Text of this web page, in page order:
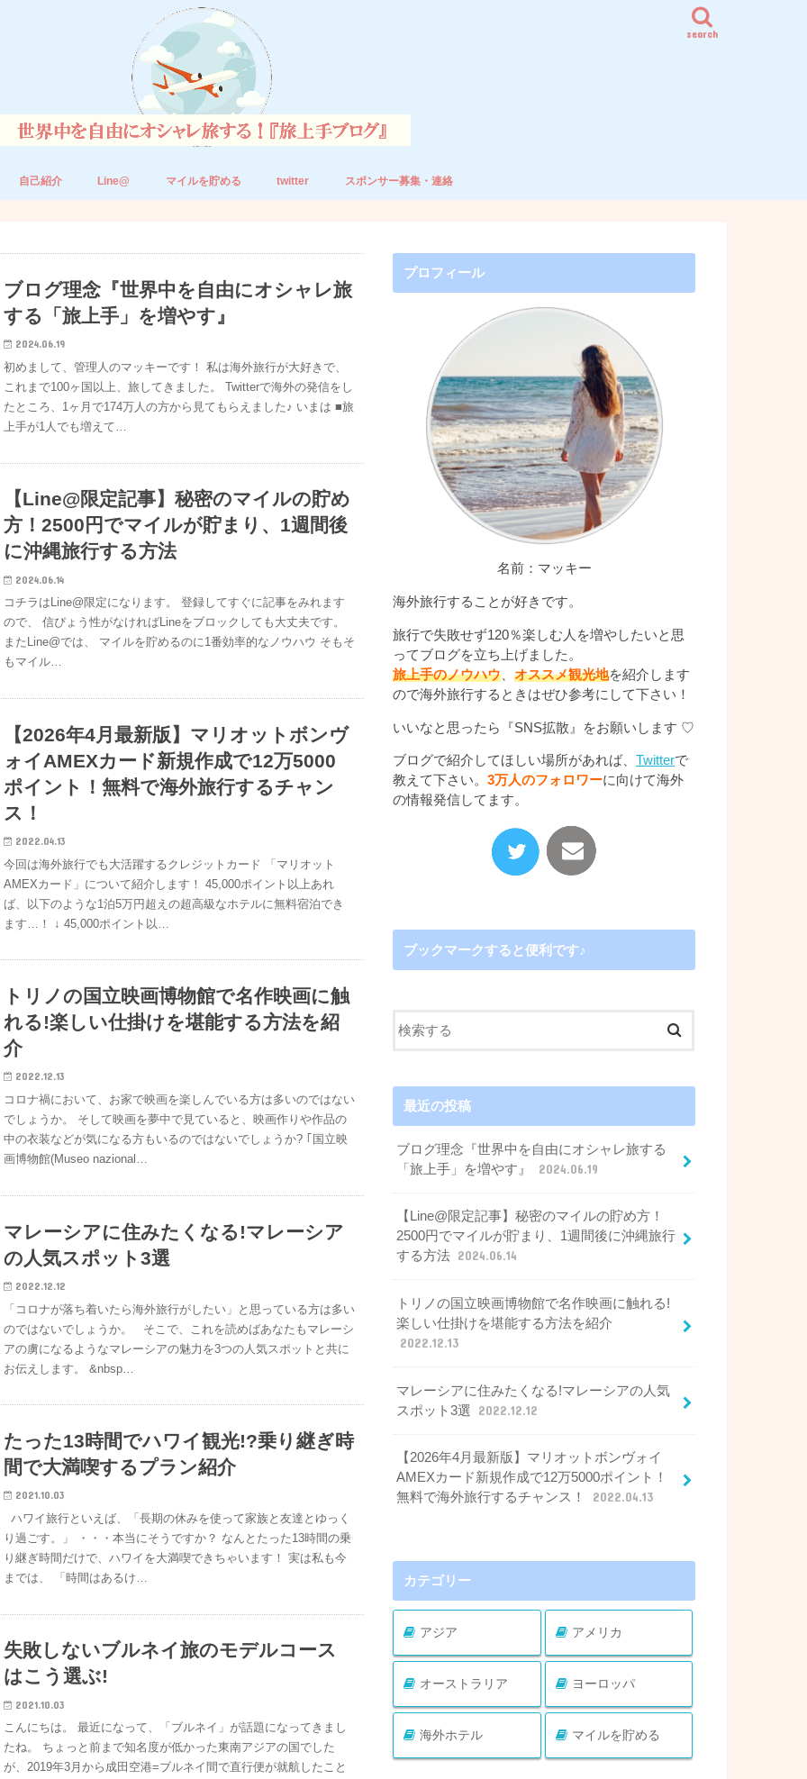
search
自己紹介 Line@ マイルを貯める twitter スポンサー募集・連絡
ブログ理念『世界中を自由にオシャレ旅
する「旅上手」を増やす』
2024.06.19
初めまして、管理人のマッキーです！ 私は海外旅行が大好きで、
これまで100ヶ国以上、旅してきました。 Twitterで海外の発信をし
たところ、1ヶ月で174万人の方から見てもらえました♪ いまは ■旅
上手が1人でも増えて…
【Line@限定記事】秘密のマイルの貯め
方！2500円でマイルが貯まり、1週間後
に沖縄旅行する方法
2024.06.14
コチラはLine@限定になります。 登録してすぐに記事をみれます
ので、 信ぴょう性がなければLineをブロックしても大丈夫です。
またLine@では、 マイルを貯めるのに1番効率的なノウハウ そもそ
もマイル…
【2026年4月最新版】マリオットボンヴ
ォイAMEXカード新規作成で12万5000
ポイント！無料で海外旅行するチャン
ス！
2022.04.13
今回は海外旅行でも大活躍するクレジットカード 「マリオット
AMEXカード」について紹介します！ 45,000ポイント以上あれ
ば、以下のような1泊5万円超えの超高級なホテルに無料宿泊でき
ます…！ ↓ 45,000ポイント以…
トリノの国立映画博物館で名作映画に触
れる!楽しい仕掛けを堪能する方法を紹
介
2022.12.13
コロナ禍において、お家で映画を楽しんでいる方は多いのではない
でしょうか。 そして映画を夢中で見ていると、映画作りや作品の
中の衣装などが気になる方もいるのではないでしょうか? ｢国立映
画博物館(Museo nazional…
マレーシアに住みたくなる!マレーシア
の人気スポット3選
2022.12.12
「コロナが落ち着いたら海外旅行がしたい」と思っている方は多い
のではないでしょうか。 そこで、これを読めばあなたもマレーシ
アの虜になるようなマレーシアの魅力を3つの人気スポットと共に
お伝えします。 &nbsp…
たった13時間でハワイ観光!?乗り継ぎ時
間で大満喫するプラン紹介
2021.10.03
ハワイ旅行といえば、「長期の休みを使って家族と友達とゆっく
り過ごす。」 ・・・本当にそうですか？ なんとたった13時間の乗
り継ぎ時間だけで、ハワイを大満喫できちゃいます！ 実は私も今
までは、 「時間はあるけ…
失敗しないブルネイ旅のモデルコース
はこう選ぶ!
2021.10.03
こんにちは。 最近になって、「ブルネイ」が話題になってきまし
たね。 ちょっと前まで知名度が低かった東南アジアの国でした
が、2019年3月から成田空港=ブルネイ間で直行便が就航したこと
プロフィール
名前：マッキー
海外旅行することが好きです。
旅行で失敗せず120％楽しむ人を増やしたいと思
ってブログを立ち上げました。
旅上手のノウハウ
オススメ観光地を紹介します
ので海外旅行するときはぜひ参考にして下さい！
いいなと思ったら『SNS拡散』をお願いします ♡
ブログで紹介してほしい場所があれば、 Twitterで
教えて下さい。 3万人のフォロワーに向けて海外
の情報発信してます。
ブックマークすると便利です♪
最近の投稿
ブログ理念『世界中を自由にオシャレ旅する
「旅上手」を増やす』
2024.06.19
【Line@限定記事】秘密のマイルの貯め方！
2500円でマイルが貯まり、1週間後に沖縄旅行
する方法 2024.06.14
トリノの国立映画博物館で名作映画に触れる!
楽しい仕掛けを堪能する方法を紹介
2022.12.13
マレーシアに住みたくなる!マレーシアの人気
スポット3選
2022.12.12
【2026年4月最新版】マリオットボンヴォイ
AMEXカード新規作成で12万5000ポイント！
無料で海外旅行するチャンス！
2022.04.13
カテゴリー
アジア アメリカ
オーストラリア ヨーロッパ
海外ホテル マイルを貯める